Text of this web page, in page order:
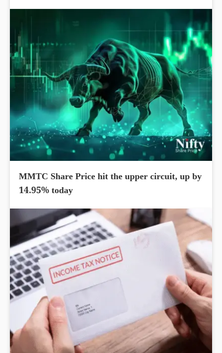
MMTC Share Price hit the upper circuit, up by
14.95% today